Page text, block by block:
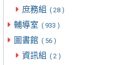
庶務組 ( 28 )
輔導室 ( 933 )
圖書館 ( 56 )
資訊組 ( 2 )